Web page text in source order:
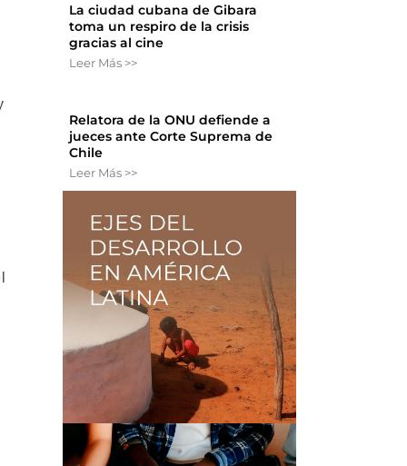
La ciudad cubana de Gibara
toma un respiro de la crisis
gracias al cine
Leer Más >>
Relatora de la ONU defiende a
jueces ante Corte Suprema de
Chile
Leer Más >>